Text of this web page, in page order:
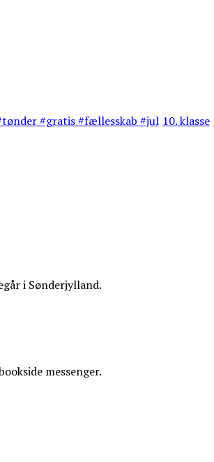
#gratis #fællesskab #jul 10. klasse
i Sønderjylland.
messenger.